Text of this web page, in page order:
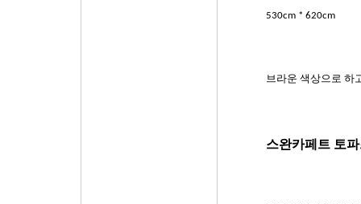
530cm * 620cm
브라운 색상으로 하
스완카페트 토